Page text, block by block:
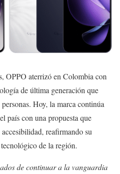
OPPO aterrizó en Colombia con
de última generación que
Hoy, la marca continúa
país con una propuesta que
reafirmando su
de la región.
de continuar a la vanguardia